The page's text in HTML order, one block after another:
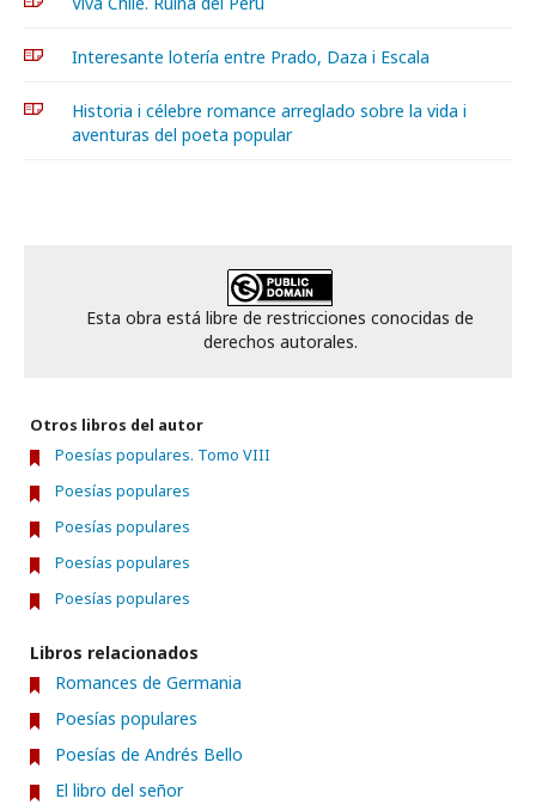
Interesante lotería entre Prado, Daza i Escala
Historia i célebre romance arreglado sobre la vida i
aventuras del poeta popular
Esta obra está libre de restricciones conocidas de
derechos autorales.
Otros libros del autor
Poesías populares. Tomo VIII
Poesías populares
Poesías populares
Poesías populares
Poesías populares
Libros relacionados
Romances de Germania
Poesías populares
Poesías de Andrés Bello
El libro del señor